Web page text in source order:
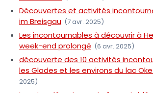
Découvertes et activités
im Breisgau (7 avr. 2025)
Les incontournables à découvrir à
week-end prolongé (6 avr. 2025)
découverte des 10 activités
les Glades et les environs du lac
2025)